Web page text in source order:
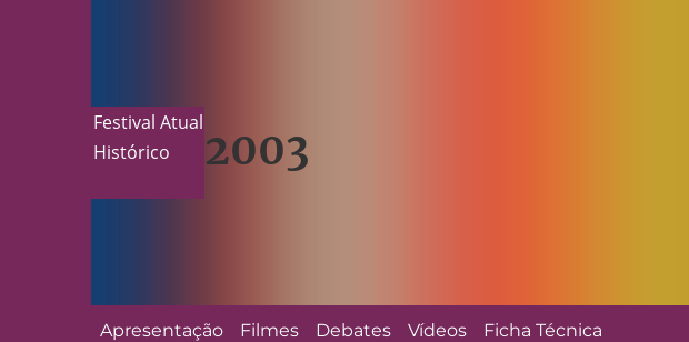
Festival Atual
Histórico
2003
Apresentação Filmes Debates Vídeos Ficha Técnica